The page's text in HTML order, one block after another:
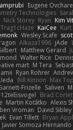
Eugene
Technologies
Nick Storey Ryan Kim
Trag1cHaze KaiCee
Wesley Scafe
Alkaza1996 jAde
Matthew Gerard
Walter Rice
mart M Tera
Ryan Rohrer
Bill Kinnon Max
Frizelle Saliven
Brad
Martin Koťátko Alexis
Vroman David Sibley
Evan Tillett Bryan
Javier Somoza Hernando